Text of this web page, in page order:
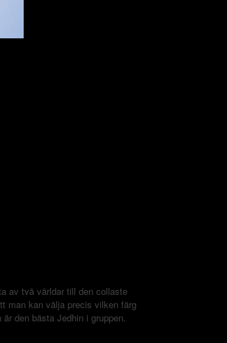
av två världar till den collaste
man kan välja precis vilken färg
den bästa Jedhin i gruppen.